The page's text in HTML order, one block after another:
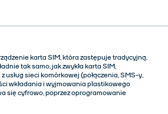
karta SIM, która zastępuje tradycyjną,
tak samo, jak zwykła karta SIM,
usług sieci komórkowej (połączenia, SMS-y,
wkładania i wyjmowania plastikowego
się cyfrowo, poprzez oprogramowanie